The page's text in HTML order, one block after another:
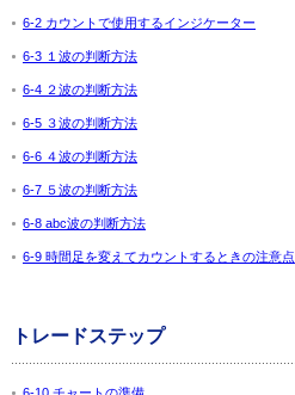
6-2 カウントで使用するインジケーター
6-3 １波の判断方法
6-4 ２波の判断方法
6-5 ３波の判断方法
6-6 ４波の判断方法
6-7 ５波の判断方法
6-8 abc波の判断方法
6-9 時間足を変えてカウントするときの注意点
トレードステップ